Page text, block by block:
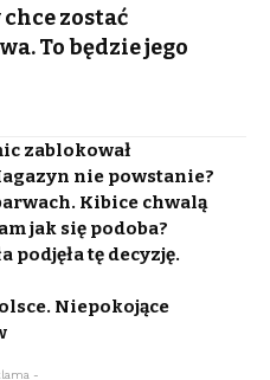
zostać
To będzie jego
zablokował
nie powstanie?
Kibice chwalą
jak się podoba?
podjęła tę decyzję.
Niepokojące
-